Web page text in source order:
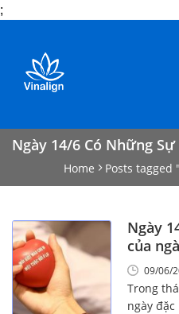
;
content
Ngày 14/6 Có Những Sự
Home Posts tagged
Ngày
của
09/06/
Trong
ngày